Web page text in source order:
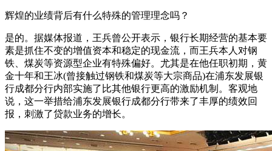
辉煌的业绩背后有什么特殊的管理理念吗？
是的。据媒体报道，王兵曾公开表示，银行长期经营的基本要
素是抓住不变的增值资本和稳定的现金流，而王兵本人对钢
铁、煤炭等资源型企业有特殊偏好。尤其是在他任职初期，黄
金十年和王冰(曾接触过钢铁和煤炭等大宗商品)在浦东发展银
行成都分行内部实施了比其他银行更高的激励机制。客观地
说，这一举措给浦东发展银行成都分行带来了丰厚的绩效回
报，刺激了贷款业务的增长。